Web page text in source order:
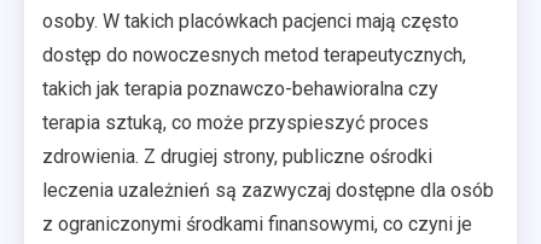
osoby. W takich placówkach pacjenci mają często
dostęp do nowoczesnych metod terapeutycznych,
takich jak terapia poznawczo-behawioralna czy
terapia sztuką, co może przyspieszyć proces
zdrowienia. Z drugiej strony, publiczne ośrodki
leczenia uzależnień są zazwyczaj dostępne dla osób
z ograniczonymi środkami finansowymi, co czyni je